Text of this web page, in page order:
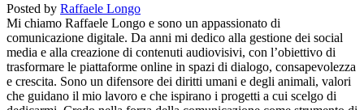
Posted by Raffaele Longo
Mi chiamo Raffaele Longo e sono un appassionato di
comunicazione digitale. Da anni mi dedico alla gestione dei social
media e alla creazione di contenuti audiovisivi, con l’obiettivo di
trasformare le piattaforme online in spazi di dialogo, consapevolezza
e crescita. Sono un difensore dei diritti umani e degli animali, valori
che guidano il mio lavoro e che ispirano i progetti a cui scelgo di